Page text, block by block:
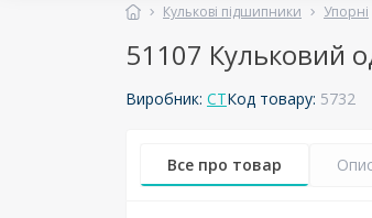
Кулькові підшипники Упорні
51107 Кульковий
Виробник: CTКод товару: 5732
Все про товар Опис